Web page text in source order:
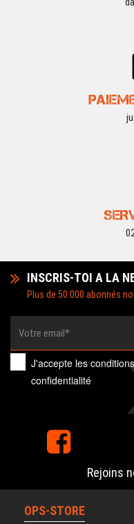
INSCRIS-TOI A LA
Plus de 50 000 abonnés
J'accepte les
confidentialité
Rejoins
OPS-STORE